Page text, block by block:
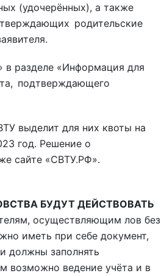
(удочерённых), а также
родительские
в разделе «Информация для
подтверждающего
выделит для них квоты на
год. Решение о
сайте «СВТУ.РФ».
БУДУТ ДЕЙСТВОВАТЬ
осуществляющим лов без
иметь при себе документ,
должны заполнять
возможно ведение учёта и в